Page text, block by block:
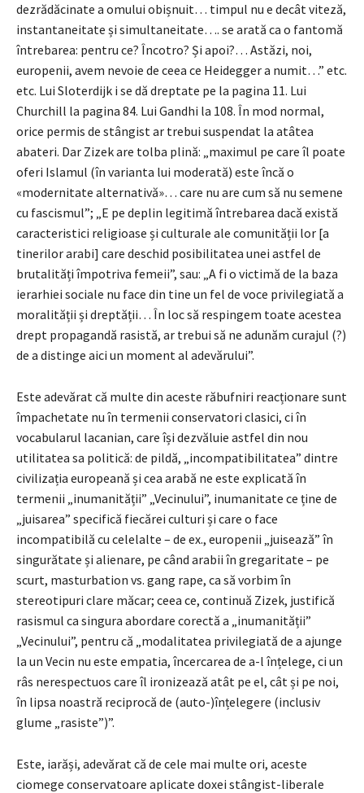
dezrădăcinate a omului obișnuit… timpul nu e decât viteză,
instantaneitate și simultaneitate…. se arată ca o fantomă
întrebarea: pentru ce? Încotro? Și apoi?… Astăzi, noi,
europenii, avem nevoie de ceea ce Heidegger a numit…” etc.
etc. Lui Sloterdijk i se dă dreptate pe la pagina 11. Lui
Churchill la pagina 84. Lui Gandhi la 108. În mod normal,
orice permis de stângist ar trebui suspendat la atâtea
abateri. Dar Zizek are tolba plină: „maximul pe care îl poate
oferi Islamul (în varianta lui moderată) este încă o
«modernitate alternativă»… care nu are cum să nu semene
cu fascismul”; „E pe deplin legitimă întrebarea dacă există
caracteristici religioase și culturale ale comunității lor [a
tinerilor arabi] care deschid posibilitatea unei astfel de
brutalități împotriva femeii”, sau: „A fi o victimă de la baza
ierarhiei sociale nu face din tine un fel de voce privilegiată a
moralității și dreptății… În loc să respingem toate acestea
drept propagandă rasistă, ar trebui să ne adunăm curajul (?)
de a distinge aici un moment al adevărului”.
Este adevărat că multe din aceste răbufniri reacționare sunt
împachetate nu în termenii conservatori clasici, ci în
vocabularul lacanian, care își dezvăluie astfel din nou
utilitatea sa politică: de pildă, „incompatibilitatea” dintre
civilizația europeană și cea arabă ne este explicată în
termenii „inumanității” „Vecinului”, inumanitate ce ține de
„juisarea” specifică fiecărei culturi și care o face
incompatibilă cu celelalte – de ex., europenii „juisează” în
singurătate și alienare, pe când arabii în gregaritate – pe
scurt, masturbation vs. gang rape, ca să vorbim în
stereotipuri clare măcar; ceea ce, continuă Zizek, justifică
rasismul ca singura abordare corectă a „inumanității”
„Vecinului”, pentru că „modalitatea privilegiată de a ajunge
la un Vecin nu este empatia, încercarea de a-l înțelege, ci un
râs nerespectuos care îl ironizează atât pe el, cât și pe noi,
în lipsa noastră reciprocă de (auto-)înțelegere (inclusiv
glume „rasiste”)”.
Este, iarăși, adevărat că de cele mai multe ori, aceste
ciomege conservatoare aplicate doxei stângist-liberale